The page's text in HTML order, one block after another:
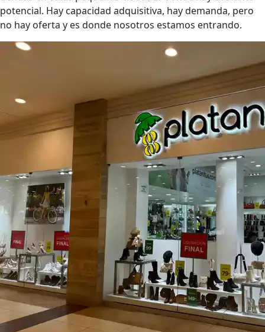
potencial. Hay capacidad adquisitiva, hay demanda, pero
no hay oferta y es donde nosotros estamos entrando.